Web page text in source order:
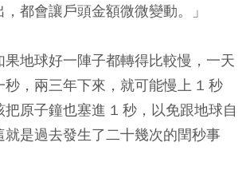
都會讓戶頭金額微微變動。」
地球好一陣子都轉得比較慢，一天
秒，兩三年下來，就可能慢上 1 秒
把原子鐘也塞進 1 秒，以免跟地球自
就是過去發生了二十幾次的閏秒事